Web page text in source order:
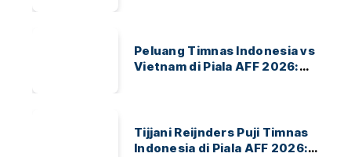
Peluang Timnas Indonesia vs
Vietnam di Piala AFF 2026:
Tijjani Reijnders Puji Timnas
Indonesia di Piala AFF 2026: